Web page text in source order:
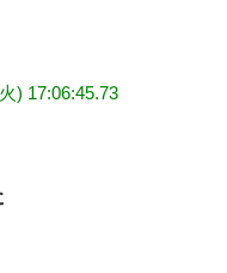
) 17:06:45.73